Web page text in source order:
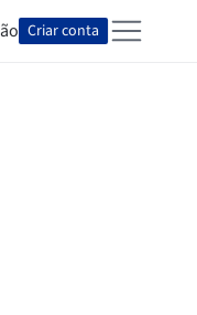
Criar conta